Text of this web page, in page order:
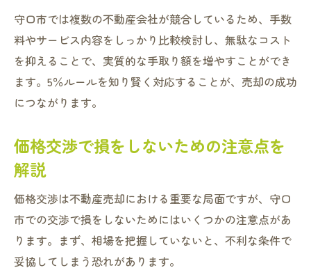
守口市では複数の不動産会社が競合しているため、手数
料やサービス内容をしっかり比較検討し、無駄なコスト
を抑えることで、実質的な手取り額を増やすことができ
ます。5％ルールを知り賢く対応することが、売却の成功
につながります。
価格交渉で損をしないための注意点を
解説
価格交渉は不動産売却における重要な局面ですが、守口
市での交渉で損をしないためにはいくつかの注意点があ
ります。まず、相場を把握していないと、不利な条件で
妥協してしまう恐れがあります。